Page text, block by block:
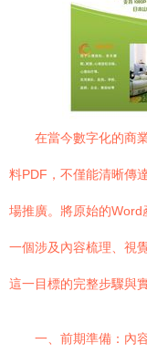
在當今數字化的商
料PDF，不僅能清晰傳
場推廣。將原始的
一個涉及內容梳理、視
這一目標的完整步驟與
一、前期準備：內